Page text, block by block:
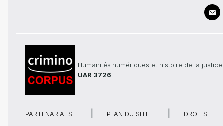
Humanités numériques et histoire de la justice
UAR 3726
PARTENARIATS PLAN DU SITE DROITS